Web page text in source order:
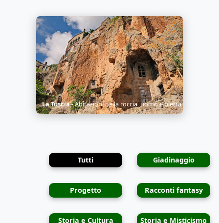
La Tuscia Abitazioni nella roccia, uomo e pietra
Tutti Giadinaggio
Progetto Racconti fantasy
Storia e Cultura Storia e Misticismo